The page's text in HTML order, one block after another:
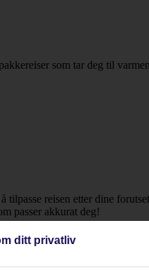
som tar deg til
reisen etter dine
passer akkurat deg!
ditt privatliv